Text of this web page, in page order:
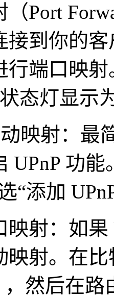
接到你的
行端口映
态灯显示
射：最
UPnP 功
“添加
：如果
映射。在
，然后在